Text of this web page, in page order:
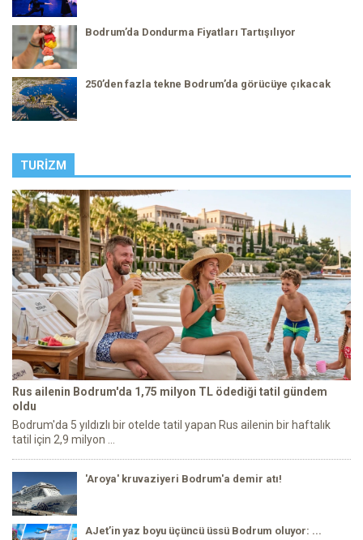
Bodrum’da Dondurma Fiyatları Tartışılıyor
250’den fazla tekne Bodrum’da görücüye çıkacak
TURIZM
Rus ailenin Bodrum'da 1,75 milyon TL ödediği tatil gündem
oldu
Bodrum'da 5 yıldızlı bir otelde tatil yapan Rus ailenin bir haftalık
tatil için 2,9 milyon ...
'Aroya' kruvaziyeri Bodrum'a demir atı!
AJet’in yaz boyu üçüncü üssü Bodrum oluyor: ...